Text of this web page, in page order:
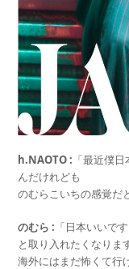
h.NAOTO : 「最近僕
んだけれども
のむらこいちの感覚だ
のむら : 「日本いいで
と取り入れたくなりま
海外にはまだ怖くて行